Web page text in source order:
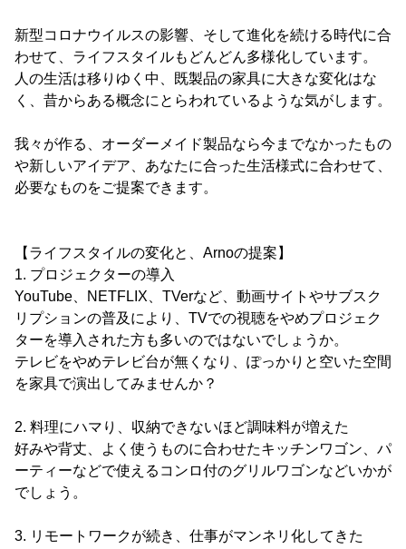
新型コロナウイルスの影響、そして進化を続ける時代に合
わせて、ライフスタイルもどんどん多様化しています。
人の生活は移りゆく中、既製品の家具に大きな変化はな
く、昔からある概念にとらわれているような気がします。
我々が作る、オーダーメイド製品なら今までなかったもの
や新しいアイデア、あなたに合った生活様式に合わせて、
必要なものをご提案できます。
【ライフスタイルの変化と、Arnoの提案】
1. プロジェクターの導入
YouTube、NETFLIX、TVerなど、動画サイトやサブスク
リプションの普及により、TVでの視聴をやめプロジェク
ターを導入された方も多いのではないでしょうか。
テレビをやめテレビ台が無くなり、ぽっかりと空いた空間
を家具で演出してみませんか？
2. 料理にハマり、収納できないほど調味料が増えた
好みや背丈、よく使うものに合わせたキッチンワゴン、パ
ーティーなどで使えるコンロ付のグリルワゴンなどいかが
でしょう。
3. リモートワークが続き、仕事がマンネリ化してきた